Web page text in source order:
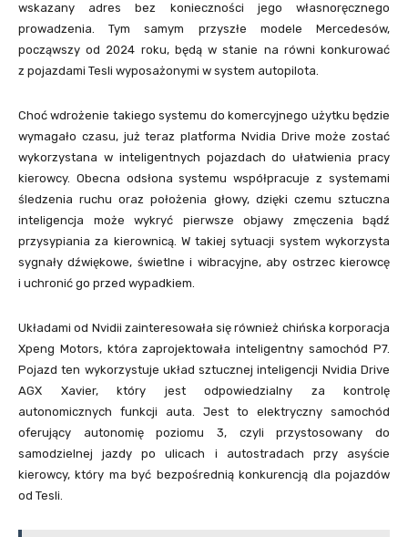
wskazany adres bez konieczności jego własnoręcznego
prowadzenia. Tym samym przyszłe modele Mercedesów,
począwszy od 2024 roku, będą w stanie na równi konkurować
z pojazdami Tesli wyposażonymi w system autopilota.
Choć wdrożenie takiego systemu do komercyjnego użytku będzie
wymagało czasu, już teraz platforma Nvidia Drive może zostać
wykorzystana w inteligentnych pojazdach do ułatwienia pracy
kierowcy. Obecna odsłona systemu współpracuje z systemami
śledzenia ruchu oraz położenia głowy, dzięki czemu sztuczna
inteligencja może wykryć pierwsze objawy zmęczenia bądź
przysypiania za kierownicą. W takiej sytuacji system wykorzysta
sygnały dźwiękowe, świetlne i wibracyjne, aby ostrzec kierowcę
i uchronić go przed wypadkiem.
Układami od Nvidii zainteresowała się również chińska korporacja
Xpeng Motors, która zaprojektowała inteligentny samochód P7.
Pojazd ten wykorzystuje układ sztucznej inteligencji Nvidia Drive
AGX Xavier, który jest odpowiedzialny za kontrolę
autonomicznych funkcji auta. Jest to elektryczny samochód
oferujący autonomię poziomu 3, czyli przystosowany do
samodzielnej jazdy po ulicach i autostradach przy asyście
kierowcy, który ma być bezpośrednią konkurencją dla pojazdów
od Tesli.